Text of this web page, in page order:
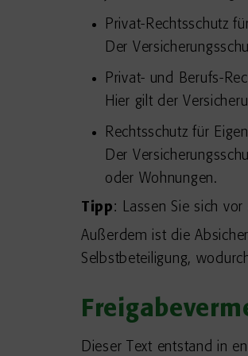
Privat-Rechtsschutz
Der
Privat- und Berufs-
Hier gilt der
Rechtsschutz für
Der
oder Wohnungen.
Tipp: Lassen Sie sich
Außerdem ist die
Selbstbeteiligung,
Dieser Text entstand in